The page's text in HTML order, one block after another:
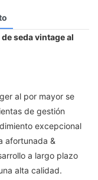
seda vintage al
al por mayor se
de gestión
excepcional
afortunada &
a largo plazo
alta calidad.